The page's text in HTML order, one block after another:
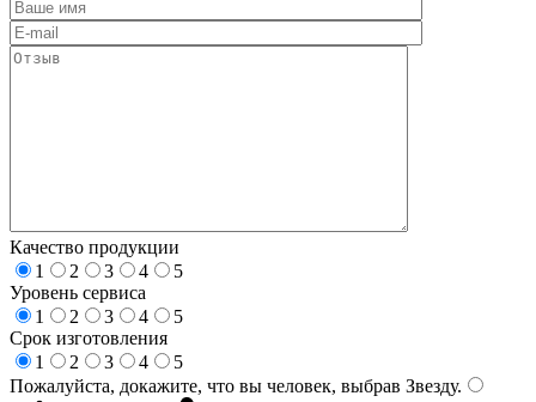
Качество продукции
1
2 3 4
5
Уровень сервиса
1
2 3 4
5
Срок изготовления
1
2 3 4
5
Пожалуйста, докажите, что вы человек, выбрав Звезду.